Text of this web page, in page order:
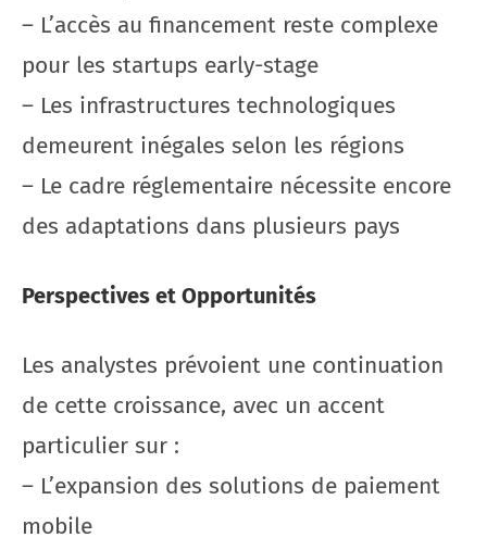
– L’accès au financement reste complexe
pour les startups early-stage
– Les infrastructures technologiques
demeurent inégales selon les régions
– Le cadre réglementaire nécessite encore
des adaptations dans plusieurs pays
Perspectives et Opportunités
Les analystes prévoient une continuation
de cette croissance, avec un accent
particulier sur :
– L’expansion des solutions de paiement
mobile